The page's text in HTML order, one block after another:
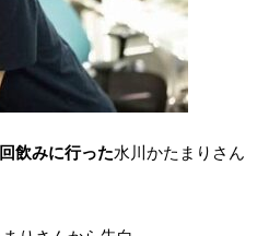
飲みに行った水川かたまりさん